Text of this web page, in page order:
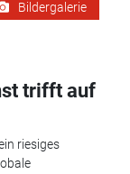
Bildergalerie
trifft auf
riesiges